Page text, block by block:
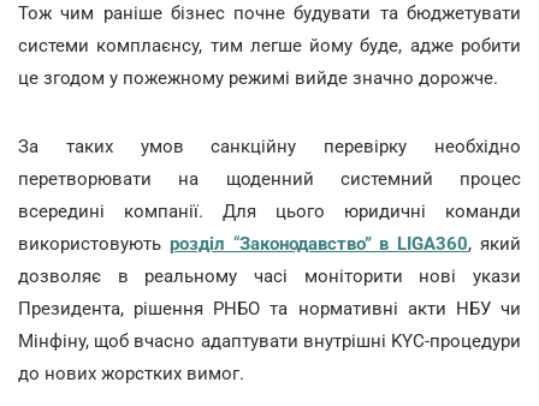
Тож чим раніше бізнес почне будувати та бюджетувати
системи комплаєнсу, тим легше йому буде, адже робити
це згодом у пожежному режимі вийде значно дорожче.
За таких умов санкційну перевірку необхідно
перетворювати на щоденний системний процес
всередині компанії. Для цього юридичні команди
використовують розділ “Законодавство” в LIGA360, який
дозволяє в реальному часі моніторити нові укази
Президента, рішення РНБО та нормативні акти НБУ чи
Мінфіну, щоб вчасно адаптувати внутрішні KYC-процедури
до нових жорстких вимог.